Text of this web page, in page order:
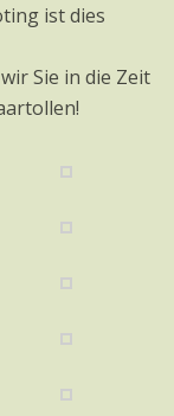
ist dies
Sie in die Zeit